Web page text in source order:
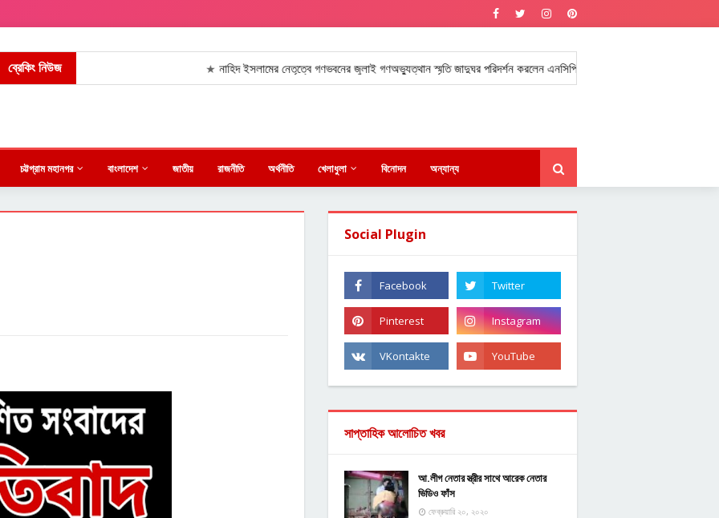
ব্রেকিং নিউজ নাহিদ ইসলামের নেতৃত্বে গণভবনের জুলাই গণঅভ্যুত্থান স্মৃতি জাদুঘর পরিদর্শন করলেন এনসিপি নেতারা।
চট্টগ্রাম মহানগর বাংলাদেশ জাতীয় রাজনীতি অর্থনীতি খেলাধুলা বিনোদন অন্যান্য
Social Plugin
সাপ্তাহিক আলোচিত খবর
আ.লীগ নেতার স্ত্রীর সাথে আরেক নেতার
ভিডিও ফাঁস
ফেব্রুয়ারি ২০, ২০২০